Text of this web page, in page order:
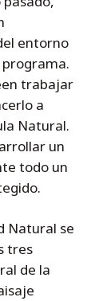
entorno
trabajar
a
Natural.
un
todo un
Natural se
tres
de la